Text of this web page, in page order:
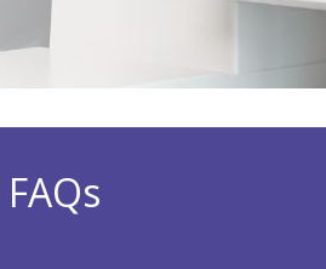
FAQs